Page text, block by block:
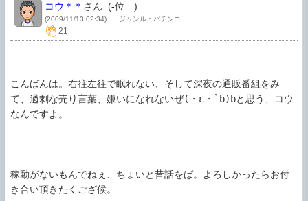
コウ＊＊ さん (-位 )
(2009/11/13 02:34) ジャンル：パチンコ
21
こんばんは。右往左往で眠れない、そして深夜の通販番組をみ
て、過剰な売り言葉、嫌いになれないぜ(・ε・`b)bと思う、コウ
なんですよ。
稼動がないもんでねぇ、ちょいと昔話をば。よろしかったらお付
き合い頂きたくござ候。